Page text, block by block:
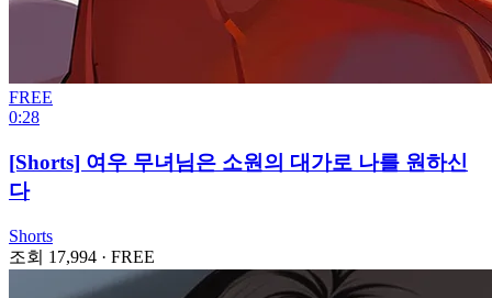
FREE
0:28
[Shorts] 여우 무녀님은 소원의 대가로 나를 원하신
다
Shorts
조회 17,994 · FREE